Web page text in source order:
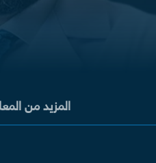
المزيد من